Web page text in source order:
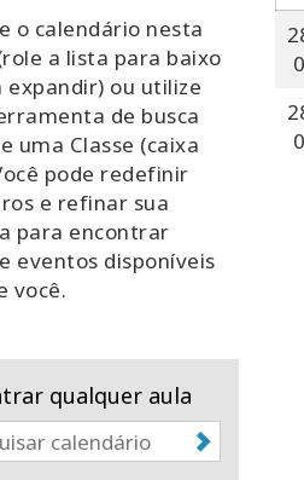
o calendário nesta
a lista para baixo
expandir) ou utilize
de busca
uma Classe (caixa
pode redefinir
e refinar sua
para encontrar
eventos disponíveis
você.
qualquer aula